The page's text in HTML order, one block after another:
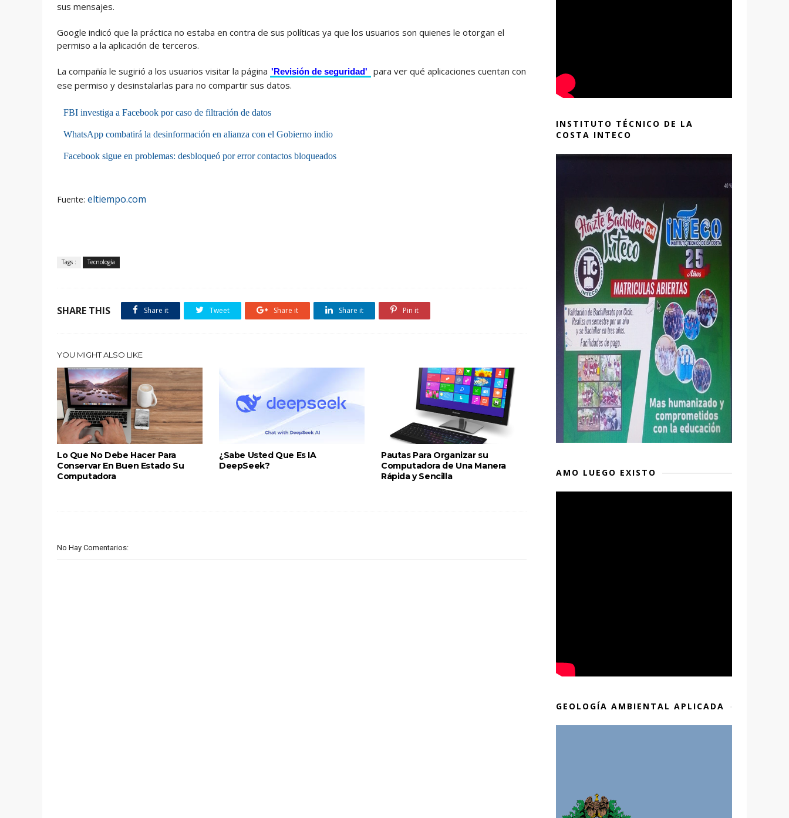
sus mensajes.
Google indicó que la práctica no estaba en contra de sus políticas ya que los usuarios son quienes le otorgan el
permiso a la aplicación de terceros.
La compañía le sugirió a los usuarios visitar la página 'Revisión de seguridad'
para ver qué aplicaciones cuentan con
ese permiso y desinstalarlas para no compartir sus datos.
FBI investiga a Facebook por caso de filtración de datos
WhatsApp combatirá la desinformación en alianza con el Gobierno indio
Facebook sigue en problemas: desbloqueó por error contactos bloqueados
Fuente: eltiempo.com
Tags : Tecnología
SHARE THIS Share it Tweet Share it Share it Pin it
YOU MIGHT ALSO LIKE
Lo Que No Debe Hacer Para
Conservar En Buen Estado Su
Computadora
¿Sabe Usted Que Es IA
DeepSeek?
Pautas Para Organizar su
Computadora de Una Manera
Rápida y Sencilla
No Hay Comentarios:
INSTITUTO TÉCNICO DE LA
COSTA INTECO
AMO LUEGO EXISTO
GEOLOGÍA AMBIENTAL APLICADA